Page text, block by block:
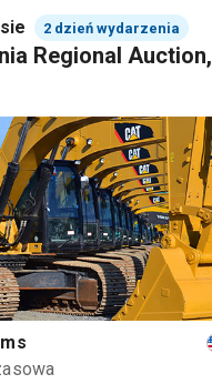
2 dzień wydarzenia
Regional Auction,